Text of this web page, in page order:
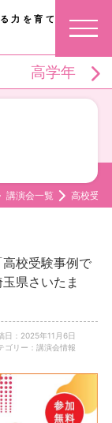
力を育てる。
高学年
講演会一覧 高校受験
校受験事例で
県さいたま
日：2025年11月6日
ゴリー：講演会情報